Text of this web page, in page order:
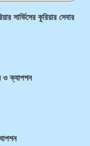
সার্ভিসের কুরিয়ার সেবার
ও ক্যাপশন